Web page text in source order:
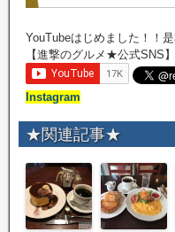
YouTubeはじめました！！
【進撃のグルメ★公式SNS】
Instagram
★関連記事★